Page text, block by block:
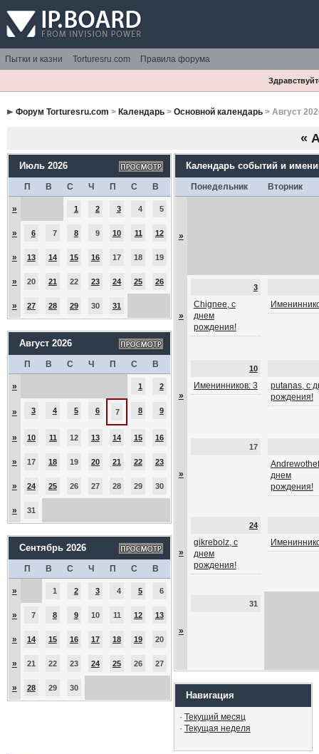
Пытки и казни Torturesru.com Правила форума
Форум Torturesru.com > Календарь> Основной календарь> Август
«
Июль 2026
П В С Ч П С В
» 1 2 3 4 5
» 6 7 8 9 10 11 12
» 13 14 15 16 17 18 19
» 20 21 22 23 24 25 26
» 27 28 29 30 31
Август 2026
П В С Ч П С В
» 1 2
» 3 4 5 6 7 8 9
» 10 11 12 13 14 15 16
» 17 18 19 20 21 22 23
» 24 25 26 27 28 29 30
» 31
Сентябрь 2026
П В С Ч П С В
» 1 2 3 4 5 6
» 7 8 9 10 11 12 13
» 14 15 16 17 18 19 20
» 21 22 23 24 25 26 27
» 28 29 30
Календарь событий и
Понедельник Вторник
»
»
3
Chignee, с
днем
рождения!
»
10
Именинников: 3
putanas, с
рождения!
»
17
днем
рождения!
»
24
gikrebolz, с
днем
рождения!
»
31
Навигация
· Текущий месяц
· Текущая неделя